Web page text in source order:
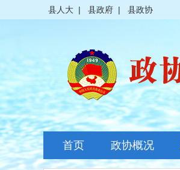
县人大 | 县政府 | 县政协
首页 政协概况